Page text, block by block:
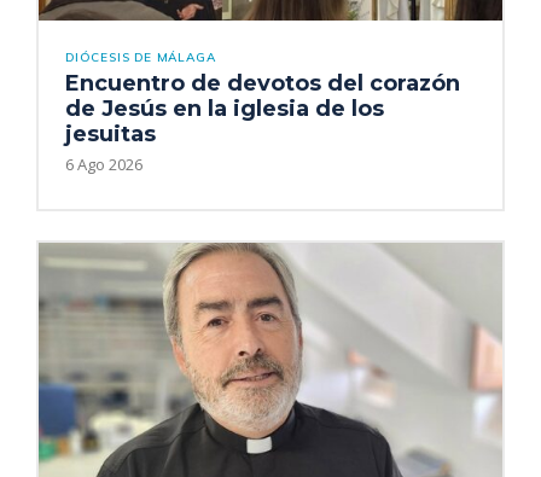
DIÓCESIS DE MÁLAGA
Encuentro de devotos del corazón
de Jesús en la iglesia de los
jesuitas
6 Ago 2026